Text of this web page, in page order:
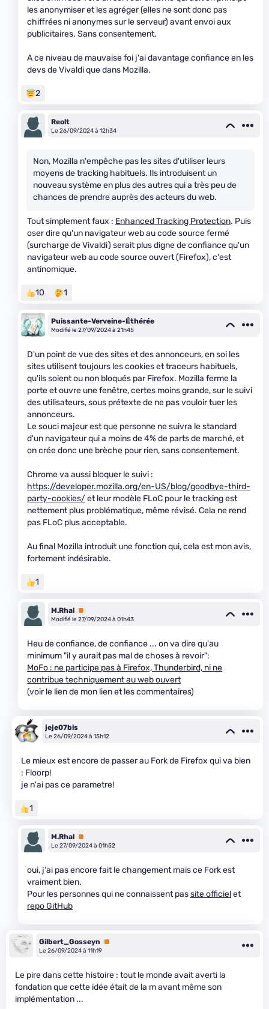
les anonymiser et les agréger (elles ne sont donc pas
chiffrées ni anonymes sur le serveur) avant envoi aux
publicitaires. Sans consentement.
A ce niveau de mauvaise foi j'ai davantage confiance en les
devs de Vivaldi que dans Mozilla.
2
Reolt
Le 26/09/2024 à 12h34
Non, Mozilla n'empêche pas les sites d'utiliser leurs
moyens de tracking habituels. Ils introduisent un
nouveau système en plus des autres qui a très peu de
chances de prendre auprès des acteurs du web.
Tout simplement faux : Enhanced Tracking Protection. Puis
oser dire qu'un navigateur web au code source fermé
(surcharge de Vivaldi) serait plus digne de confiance qu'un
navigateur web au code source ouvert (Firefox), c'est
antinomique.
10 1
Puissante-Verveine-Éthérée
Modifié le 27/09/2024 à 21h45
D'un point de vue des sites et des annonceurs, en soi les
sites utilisent toujours les cookies et traceurs habituels,
qu'ils soient ou non bloqués par Firefox. Mozilla ferme la
porte et ouvre une fenêtre, certes moins grande, sur le suivi
des utilisateurs, sous prétexte de ne pas vouloir tuer les
annonceurs.
Le souci majeur est que personne ne suivra le standard
d'un navigateur qui a moins de 4% de parts de marché, et
on crée donc une brèche pour rien, sans consentement.
Chrome va aussi bloquer le suivi :
https://developer.mozilla.org/en-US/blog/goodbye-third-
party-cookies/et leur modèle FLoC pour le tracking est
nettement plus problématique, même révisé. Cela ne rend
pas FLoC plus acceptable.
Au final Mozilla introduit une fonction qui, cela est mon avis,
fortement indésirable.
1
M.Rhal Premium
Modifié le 27/09/2024 à 01h43
Heu de confiance, de confiance ... on va dire qu'au
minimum "il y aurait pas mal de choses à revoir":
MoFo : ne participe pas à Firefox, Thunderbird, ni ne
contribue techniquement au web ouvert
(voir le lien de mon lien et les commentaires)
jeje07bis
Le 26/09/2024 à 15h12
Le mieux est encore de passer au Fork de Firefox qui va bien
: Floorp!
je n'ai pas ce parametre!
1
M.Rhal Premium
Le 27/09/2024 à 01h52
oui, j'ai pas encore fait le changement mais ce Fork est
vraiment bien.
Pour les personnes qui ne connaissent passite officielet
repo GitHub
Gilbert_Gosseyn
Premium
Le 26/09/2024 à 11h19
Le pire dans cette histoire : tout le monde avait averti la
fondation que cette idée était de la mavant même son
implémentation ...